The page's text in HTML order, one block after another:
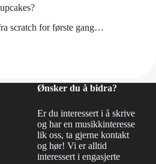
scratch for første gang…
Ønsker du å bidra?
Er du interessert i å skrive
og har en musikkinteresse
lik oss, ta gjerne kontakt
og hør! Vi er alltid
interessert i engasjerte